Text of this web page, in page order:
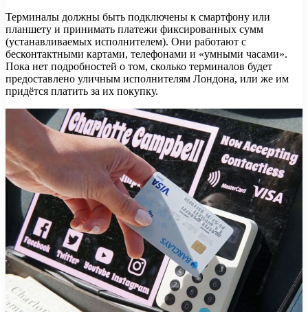
Терминалы должны быть подключены к смартфону или
планшету и принимать платежи фиксированных сумм
(устанавливаемых исполнителем). Они работают с
бесконтактными картами, телефонами и «умными часами».
Пока нет подробностей о том, сколько терминалов будет
предоставлено уличным исполнителям Лондона, или же им
придётся платить за их покупку.